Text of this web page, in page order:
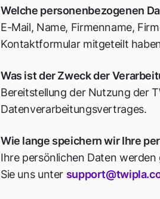
Welche personenbezogenen
E-Mail, Name, Firmenname,
Kontaktformular mitgeteilt
Was ist der Zweck der
Bereitstellung der Nutzung der
Datenverarbeitungsvertrages.
Wie lange speichern wir Ihre
Ihre persönlichen Daten
Sie uns unter